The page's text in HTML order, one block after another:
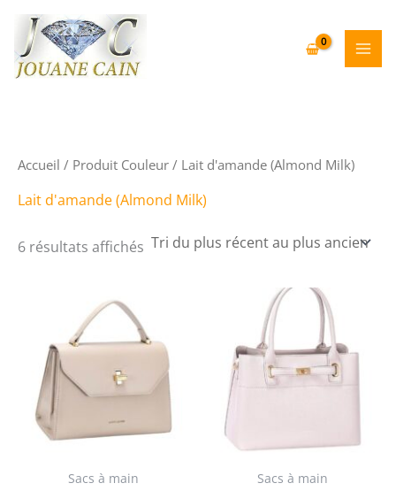
contenu
Accueil / Produit Couleur / Lait d'amande (Almond Milk)
Lait d'amande (Almond Milk)
6 résultats affichés Trié
ancien
Sacs à main Sacs à main